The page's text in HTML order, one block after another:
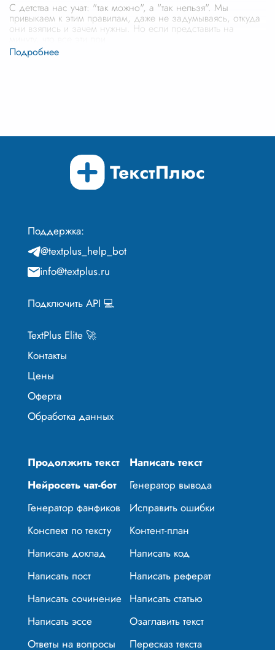
С детства нас учат: "так можно", а "так нельзя". Мы
привыкаем к этим правилам, даже не задумываясь, откуда
они взялись и зачем нужны. Но если представить на
Поддержка:
@textplus_help_bot
info@textplus.ru
Подключить API 💻
TextPlus Elite 🚀
Контакты
Цены
Оферта
Обработка данных
Продолжить текст
Написать текст
Нейросеть чат-бот
Генератор вывода
Генератор фанфиков
Исправить ошибки
Конспект по тексту
Контент-план
Написать доклад
Написать код
Написать пост
Написать реферат
Написать сочинение Написать статью
Написать эссе
Озаглавить текст
Ответы на вопросы
Пересказ текста